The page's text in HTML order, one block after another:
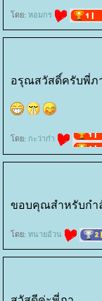
ดย: หอมกร
อรุณสวัสดิ์ครับพี่ภ
ดย: กะว่าก๋า
ขอบคุณสำหรับกำลั
ดย: ทนายอ้วน